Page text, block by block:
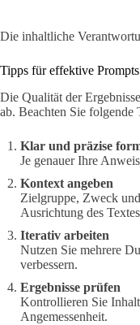
Die inhaltliche
Tipps für effektive Prompts
Die Qualität der
ab. Beachten Sie folgende
Klar und präzise
Je genauer Ihre
Kontext angeben
Zielgruppe, Zweck
Ausrichtung des
Iterativ arbeiten
Nutzen Sie mehrere
verbessern.
Ergebnisse prüfen
Kontrollieren Sie
Angemessenheit.